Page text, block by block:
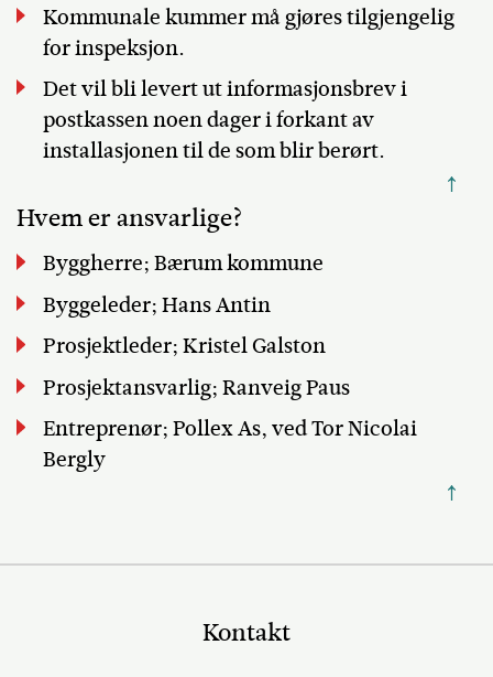
Kommunale kummer må gjøres tilgjengelig
for inspeksjon.
Det vil bli levert ut informasjonsbrev i
postkassen noen dager i forkant av
installasjonen til de som blir berørt.
↑
Hvem er ansvarlige?
Byggherre; Bærum kommune
Byggeleder; Hans Antin
Prosjektleder; Kristel Galston
Prosjektansvarlig; Ranveig Paus
Entreprenør; Pollex As, ved Tor Nicolai
Bergly
↑
Kontakt